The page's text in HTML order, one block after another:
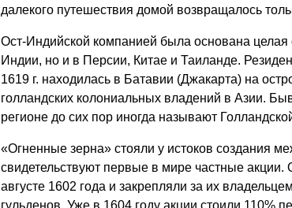
далекого путешествия домой возвращалось
Ост-Индийской компанией была основана целая
Индии, но и в Персии, Китае и Таиланде.
1619 г. находилась в Батавии (Джакарта) на
голландских колониальных владений в Азии.
регионе до сих пор иногда называют
«Огненные зерна» стояли у истоков создания
свидетельствуют первые в мире частные
августе 1602 года и закрепляли за их
гульденов. Уже в 1604 году акции стоили 110%